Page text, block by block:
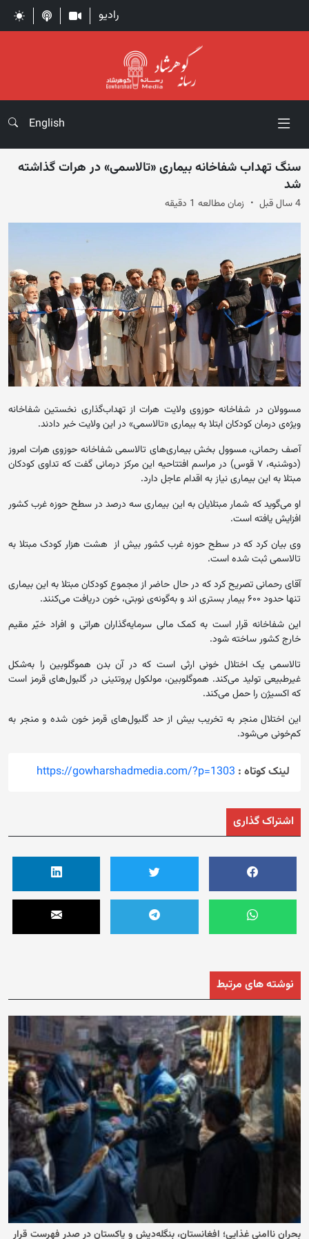
رادیو
English
سنگ تهداب شفاخانه بیماری «تالاسمی» در هرات گذاشته
شد
4 سال قبل زمان مطالعه 1 دقیقه
مسوولان در شفاخانه حوزوی ولایت هرات از تهداب‌گذاری نخستین شفاخانه‌‌
ویژه‌ی درمان کودکان ابتلا به بیماری «تالاسمی» در این ولایت خبر دادند.
آصف رحمانی، مسوول بخش بیماری‌های‌‌ تالاسمی شفاخانه حوزوی هرات امروز
(دوشنبه، ۷ قوس) در مراسم افتتاحیه این مرکز درمانی گفت که تداوی کودکان
مبتلا به این بیماری نیاز به اقدام عاجل دارد.
او می‌گوید که شمار مبتلایان به این بیماری سه درصد در سطح حوزه غرب کشور
افزایش یافته است.
وی بیان کرد که در سطح حوزه غرب کشور بیش از هشت هزار کودک مبتلا به
تالاسمی ثبت شده ‌است.
آقای رحمانی تصریح کرد که در حال حاضر از مجموع کودکان مبتلا به این بیماری
تنها حدود ۶۰۰ بیمار بستری اند و به‌گونه‌‌ی نوبتی، خون دریافت می‌کنند.
این شفاخانه قرار است به کمک مالی سرمایه‌گذاران هراتی و افراد خیّر مقیم
خارج کشور ساخته شود.
تالاسمی یک اختلال خونی ارثی است که در آن بدن هموگلوبین را به‌شکل
غیرطبیعی تولید می‌کند. هموگلوبین، مولکول پروتئینی در گلبول‌های قرمز است
که اکسیژن را حمل می‌کند.
این اختلال منجر به تخریب بیش از حد گلبول‌های قرمز خون شده و منجر به
کم‌خونی می‌شود.
لینک کوتاه : https://gowharshadmedia.com/?p=1303
اشتراک گذاری
نوشته های مرتبط
بحران ناامنی غذایی؛ افغانستان، بنگله‌دیش و پاکستان در صدر فهرست قرار